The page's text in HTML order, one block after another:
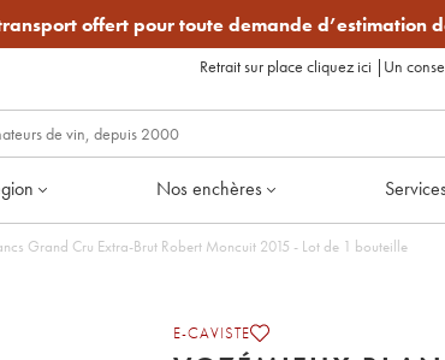
offert pour toute demande d’estimation
Retrait sur place cliquez ici | Un
Nos enchères
Grand Cru Extra-Brut Robert Moncuit 2015 - Lot de 1 bouteille
E-CAVISTE